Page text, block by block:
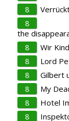
8
8
the
8
Wir
8
Lord
8
Gilbert
8
My
8
Hotel
8